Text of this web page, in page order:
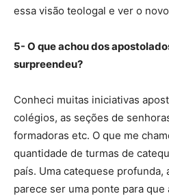
essa visão teologal e ver o
5- O que achou dos
surpreendeu?
Conheci muitas iniciativas
colégios, as seções de
formadoras etc. O que me
quantidade de turmas de
país. Uma catequese profunda,
parece ser uma ponte para